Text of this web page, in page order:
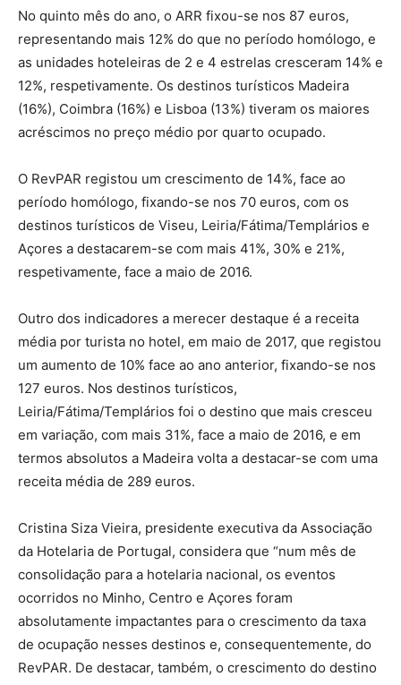
No quinto mês do ano, o ARR fixou-se nos 87 euros,
representando mais 12% do que no período homólogo, e
as unidades hoteleiras de 2 e 4 estrelas cresceram 14% e
12%, respetivamente. Os destinos turísticos Madeira
(16%), Coimbra (16%) e Lisboa (13%) tiveram os maiores
acréscimos no preço médio por quarto ocupado.
O RevPAR registou um crescimento de 14%, face ao
período homólogo, fixando-se nos 70 euros, com os
destinos turísticos de Viseu, Leiria/Fátima/Templários e
Açores a destacarem-se com mais 41%, 30% e 21%,
respetivamente, face a maio de 2016.
Outro dos indicadores a merecer destaque é a receita
média por turista no hotel, em maio de 2017, que registou
um aumento de 10% face ao ano anterior, fixando-se nos
127 euros. Nos destinos turísticos,
Leiria/Fátima/Templários foi o destino que mais cresceu
em variação, com mais 31%, face a maio de 2016, e em
termos absolutos a Madeira volta a destacar-se com uma
receita média de 289 euros.
Cristina Siza Vieira, presidente executiva da Associação
da Hotelaria de Portugal, considera que “num mês de
consolidação para a hotelaria nacional, os eventos
ocorridos no Minho, Centro e Açores foram
absolutamente impactantes para o crescimento da taxa
de ocupação nesses destinos e, consequentemente, do
RevPAR. De destacar, também, o crescimento do destino